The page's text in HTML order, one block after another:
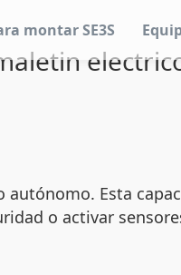
montar SE3S
autónomo. Esta
o activar